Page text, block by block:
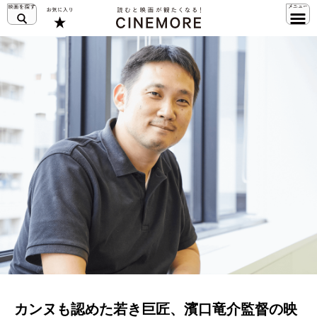
カンヌも認めた若き巨匠、濱口竜介監督の映